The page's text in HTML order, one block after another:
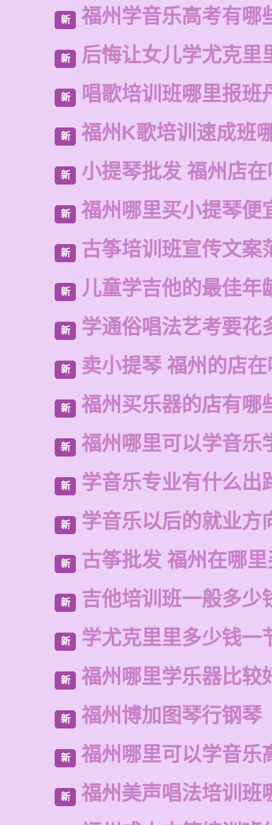
新 福州学音乐高考有哪
新 后悔让女儿学尤克里
新 唱歌培训班哪里报班
新 福州K歌培训速成班
新 小提琴批发 福州店
新 福州哪里买小提琴便
新 古筝培训班宣传文案
新 儿童学吉他的最佳年
新 学通俗唱法艺考要花
新 卖小提琴 福州的店
新 福州买乐器的店有哪
新 福州哪里可以学音乐
新 学音乐专业有什么出
新 学音乐以后的就业方
新 古筝批发 福州在哪
新 吉他培训班一般多少
新 学尤克里里多少钱一
新 福州哪里学乐器比较
新 福州博加图琴行钢琴
新 福州哪里可以学音乐
新
福州美声唱法培训班